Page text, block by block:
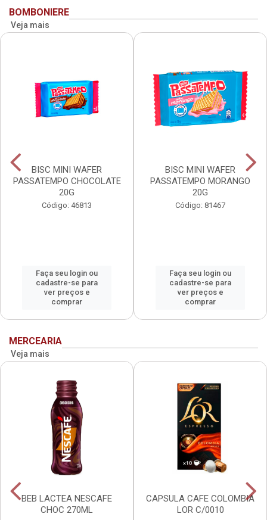
BOMBONIERE
Veja mais
BISC MINI WAFER
PASSATEMPO CHOCOLATE
20G
Código: 46813
Faça seu login ou
cadastre-se para
ver preços e
comprar
BISC MINI WAFER
PASSATEMPO MORANGO
20G
Código: 81467
Faça seu login ou
cadastre-se para
ver preços e
comprar
MERCEARIA
Veja mais
BEB LACTEA NESCAFE
CHOC 270ML
CAPSULA CAFE COLOMBIA
LOR C/0010